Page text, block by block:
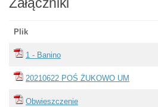
Załączniki
Plik
1 - Banino
20210622 POŚ ŻUKOWO UM
Obwieszczenie